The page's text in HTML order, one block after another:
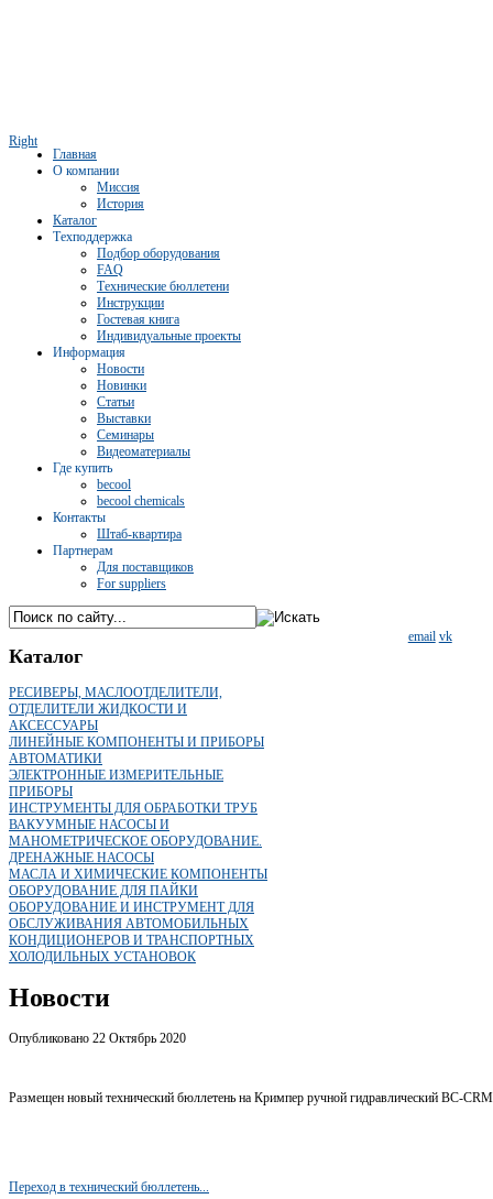
Right
Главная
О компании
Миссия
История
Каталог
Техподдержка
Подбор оборудования
FAQ
Технические бюллетени
Инструкции
Гостевая книга
Индивидуальные проекты
Информация
Новости
Новинки
Статьи
Выставки
Семинары
Видеоматериалы
Где купить
becool
becool chemicals
Контакты
Штаб-квартира
Партнерам
Для поставщиков
For suppliers
email vk
Каталог
РЕСИВЕРЫ, МАСЛООТДЕЛИТЕЛИ,
ОТДЕЛИТЕЛИ ЖИДКОСТИ И
АКСЕССУАРЫ
ЛИНЕЙНЫЕ КОМПОНЕНТЫ И ПРИБОРЫ
АВТОМАТИКИ
ЭЛЕКТРОННЫЕ ИЗМЕРИТЕЛЬНЫЕ
ПРИБОРЫ
ИНСТРУМЕНТЫ ДЛЯ ОБРАБОТКИ ТРУБ
ВАКУУМНЫЕ НАСОСЫ И
МАНОМЕТРИЧЕСКОЕ ОБОРУДОВАНИЕ.
ДРЕНАЖНЫЕ НАСОСЫ
МАСЛА И ХИМИЧЕСКИЕ КОМПОНЕНТЫ
ОБОРУДОВАНИЕ ДЛЯ ПАЙКИ
ОБОРУДОВАНИЕ И ИНСТРУМЕНТ ДЛЯ
ОБСЛУЖИВАНИЯ АВТОМОБИЛЬНЫХ
КОНДИЦИОНЕРОВ И ТРАНСПОРТНЫХ
ХОЛОДИЛЬНЫХ УСТАНОВОК
Новости
Опубликовано 22 Октябрь 2020
Размещен новый технический бюллетень на Кримпер ручной гидравлический BC-
Переход в технический бюллетень...